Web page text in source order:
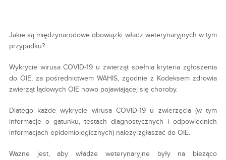
Jakie są międzynarodowe obowiązki władz weterynaryjnych w tym
przypadku?
Wykrycie wirusa COVID-19 u zwierząt spełnia kryteria zgłoszenia
do OIE, za pośrednictwem WAHIS, zgodnie z Kodeksem zdrowia
zwierząt lądowych OIE nowo pojawiającej się choroby.
Dlatego każde wykrycie wirusa COVID-19 u zwierzęcia (w tym
informacje o gatunku, testach diagnostycznych i odpowiednich
informacjach epidemiologicznych) należy zgłaszać do OIE.
Ważne jest, aby władze weterynaryjne były na bieżąco